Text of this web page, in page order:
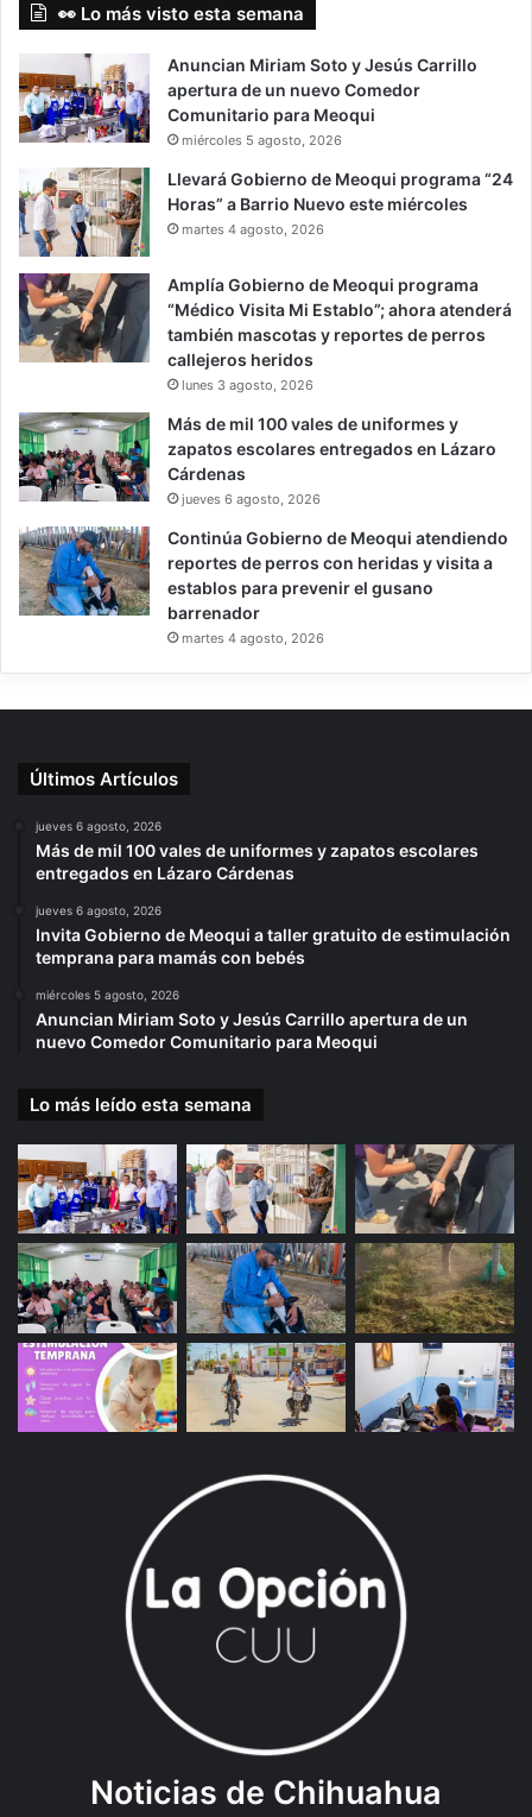
👀 Lo más visto esta semana
Anuncian Miriam Soto y Jesús Carrillo
apertura de un nuevo Comedor
Comunitario para Meoqui
miércoles 5 agosto, 2026
Llevará Gobierno de Meoqui programa “24
Horas” a Barrio Nuevo este miércoles
martes 4 agosto, 2026
Amplía Gobierno de Meoqui programa
“Médico Visita Mi Establo”; ahora atenderá
también mascotas y reportes de perros
callejeros heridos
lunes 3 agosto, 2026
Más de mil 100 vales de uniformes y
zapatos escolares entregados en Lázaro
Cárdenas
jueves 6 agosto, 2026
Continúa Gobierno de Meoqui atendiendo
reportes de perros con heridas y visita a
establos para prevenir el gusano
barrenador
martes 4 agosto, 2026
Últimos Artículos
jueves 6 agosto, 2026
Más de mil 100 vales de uniformes y zapatos escolares
entregados en Lázaro Cárdenas
jueves 6 agosto, 2026
Invita Gobierno de Meoqui a taller gratuito de estimulación
temprana para mamás con bebés
miércoles 5 agosto, 2026
Anuncian Miriam Soto y Jesús Carrillo apertura de un
nuevo Comedor Comunitario para Meoqui
Lo más leído esta semana
Noticias de Chihuahua